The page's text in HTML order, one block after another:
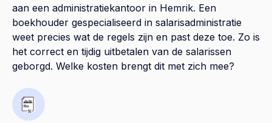
aan een administratiekantoor in Hemrik. Een
boekhouder gespecialiseerd in salarisadministratie
weet precies wat de regels zijn en past deze toe. Zo is
het correct en tijdig uitbetalen van de salarissen
geborgd. Welke kosten brengt dit met zich mee?